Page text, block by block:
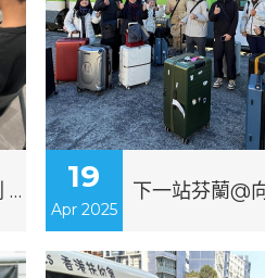
「共創明Teen」計劃 - 基礎訓練課程 19
Apr 2025